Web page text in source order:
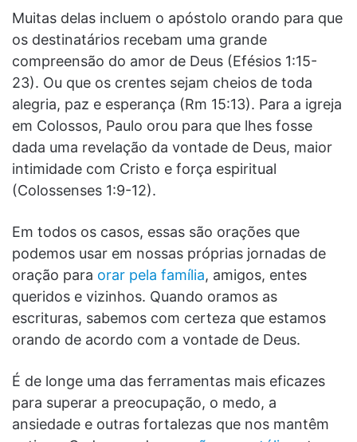
Muitas delas incluem o apóstolo orando para que
os destinatários recebam uma grande
compreensão do amor de Deus (Efésios 1:15-
23). Ou que os crentes sejam cheios de toda
alegria, paz e esperança (Rm 15:13). Para a igreja
em Colossos, Paulo orou para que lhes fosse
dada uma revelação da vontade de Deus, maior
intimidade com Cristo e força espiritual
(Colossenses 1:9-12).
Em todos os casos, essas são orações que
podemos usar em nossas próprias jornadas de
oração para orar pela família, amigos, entes
queridos e vizinhos. Quando oramos as
escrituras, sabemos com certeza que estamos
orando de acordo com a vontade de Deus.
É de longe uma das ferramentas mais eficazes
para superar a preocupação, o medo, a
ansiedade e outras fortalezas que nos mantêm